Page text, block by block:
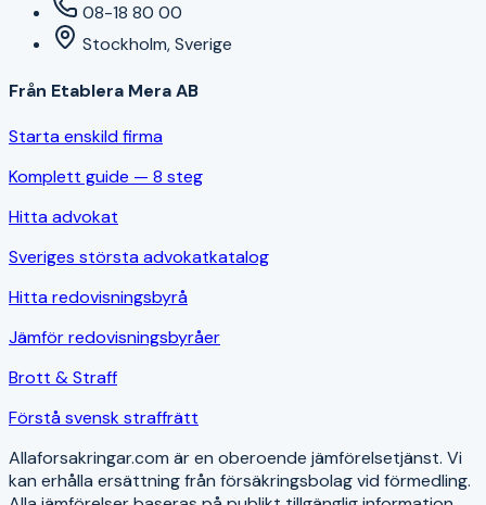
08-18 80 00
Stockholm, Sverige
Från Etablera Mera AB
Starta enskild firma
Komplett guide — 8 steg
Hitta advokat
Sveriges största advokatkatalog
Hitta redovisningsbyrå
Jämför redovisningsbyråer
Brott & Straff
Förstå svensk straffrätt
Allaforsakringar.com är en oberoende jämförelsetjänst. Vi
kan erhålla ersättning från försäkringsbolag vid förmedling.